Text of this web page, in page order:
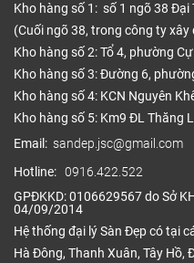
Kho hàng số 1: số 1 ngõ 38 Đại
(Cuối ngõ 38, trong công ty xây
Kho hàng số 2: Tổ 4, phường
Kho hàng số 3: Đường 6,
Kho hàng số 4: KCN Nguyên
Kho hàng số 5: Km9 ĐL Thăng
Email: sandep.jsc@gmail.com
Hotline: 0916.422.522
GPĐKKD: 0106629567 do Sở
04/09/2014
Hệ thống đại lý Sàn Đẹp có tại
Hà Đông, Thanh Xuân, Tây Hồ,